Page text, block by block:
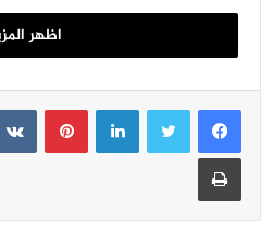
اظهر
لينكدإن
طباعة